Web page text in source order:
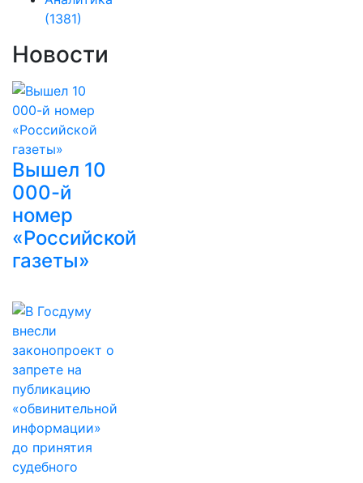
(1381)
Новости
Вышел 10
000-й
номер
«Российской
газеты»